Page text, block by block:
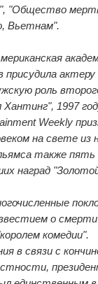
"Общество
Вьетнам".
присудила
роль
Хантинг", 1997
Weekly
на свете из
также пять
наград
о
комедии".
в связи с